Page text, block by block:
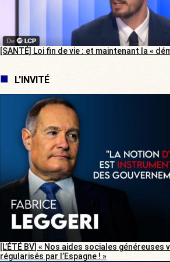
[SANTÉ] Loi fin de vie : et maintenant la «
L'INVITÉ
[L’ÉTÉ BV] « Nos aides sociales
régularisés par l’Espagne ! »